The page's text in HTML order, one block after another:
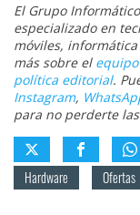
El Grupo
especializado en
móviles,
más sobre el
política editorial.
Instagram,
para no perderte
Hardware
Ofertas